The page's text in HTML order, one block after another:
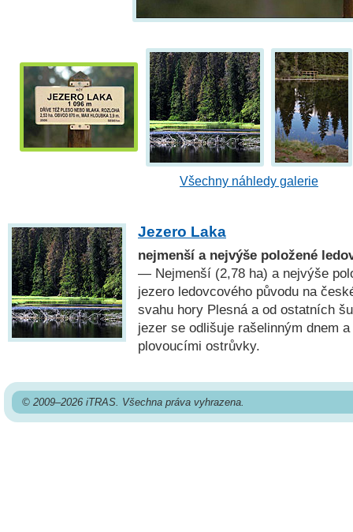
Všechny náhledy galerie
Jezero Laka
nejmenší a nejvýše položené
— Nejmenší (2,78 ha) a nejvýše
jezero ledovcového původu na
svahu hory Plesná a od ostatních
jezer se odlišuje rašelinným dnem
plovoucími ostrůvky.
© 2009–2026 iTRAS. Všechna práva vyhrazena.